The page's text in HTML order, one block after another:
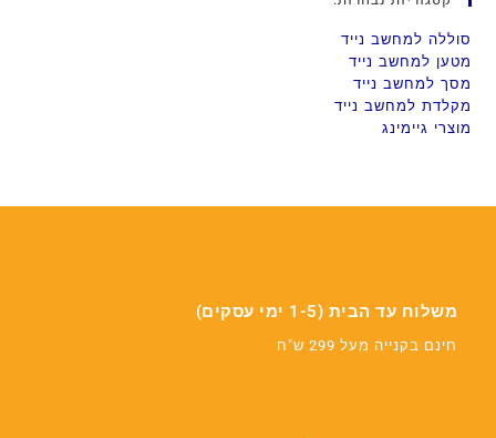
סוללה למחשב נייד
מטען למחשב נייד
מסך למחשב נייד
מקלדת למחשב נייד
מוצרי גיימינג
משלוח עד הבית (1-5 ימי עסקים)
חינם בקנייה מעל 299 ש"ח